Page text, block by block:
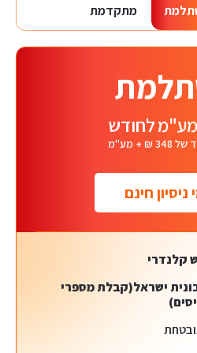
מתקדמת
לחודש
+ מע"מ
ישראל(קבלת מספרי